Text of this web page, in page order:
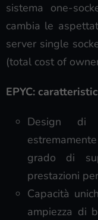
sistema one-
cambia le
server single
(total cost of
EPYC:
Design di
grado di
prestazioni
Capacità
ampiezza di